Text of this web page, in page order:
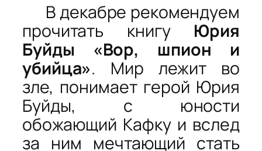
В декабре рекомендуем
прочитать книгу Юрия
Буйды «Вор, шпион и
убийца». Мир лежит во
зле, понимает герой Юрия
Буйды, с юности
обожающий Кафку и вслед
за ним мечтающий стать